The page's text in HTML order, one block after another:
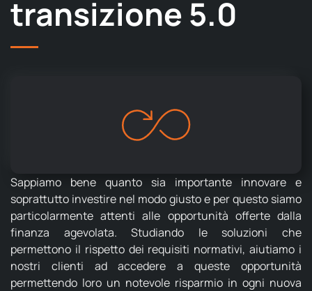
transizione 5.0
Sappiamo bene quanto sia importante innovare e
soprattutto investire nel modo giusto e per questo siamo
particolarmente attenti alle opportunità offerte dalla
finanza agevolata. Studiando le soluzioni che
permettono il rispetto dei requisiti normativi, aiutiamo i
nostri clienti ad accedere a queste opportunità
permettendo loro un notevole risparmio in ogni nuova